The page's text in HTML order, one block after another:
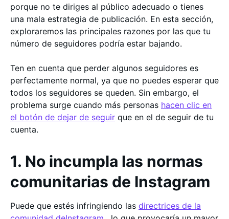
porque no te diriges al público adecuado o tienes
una mala estrategia de publicación. En esta sección,
exploraremos las principales razones por las que tu
número de seguidores podría estar bajando.
Ten en cuenta que perder algunos seguidores es
perfectamente normal, ya que no puedes esperar que
todos los seguidores se queden. Sin embargo, el
problema surge cuando más personas hacen clic en
el botón de dejar de seguir que en el de seguir de tu
cuenta.
1. No incumpla las normas
comunitarias de Instagram
Puede que estés infringiendo las directrices de la